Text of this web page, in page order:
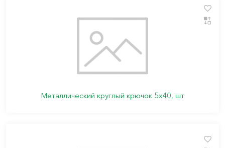
Металлический круглый крючок 5х40, шт